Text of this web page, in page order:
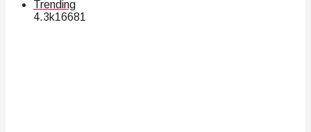
Trending
4.3k16681